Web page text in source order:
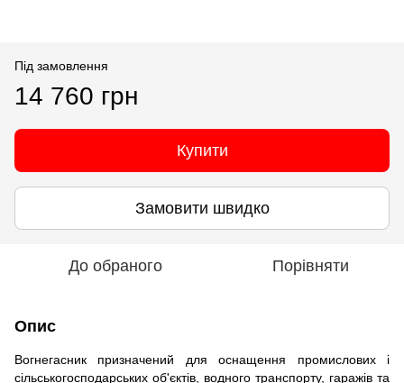
Під замовлення
14 760 грн
Купити
Замовити швидко
До обраного Порівняти
Опис
Вогнегасник призначений для оснащення промислових і
сільськогосподарських об'єктів, водного транспорту, гаражів та